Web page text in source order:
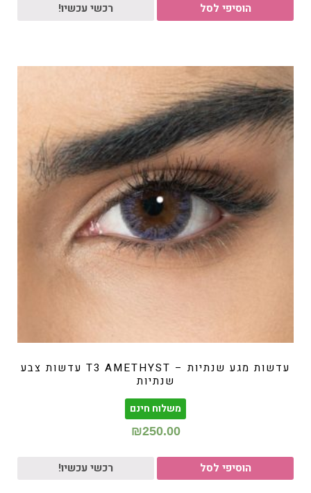
הוסיפי לסל רכשי עכשיו!
עדשות מגע שנתיות – T3 AMETHYST עדשות צבע
שנתיות
משלוח חינם
₪250.00
הוסיפי לסל רכשי עכשיו!